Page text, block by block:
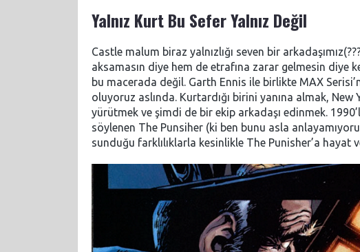
Yalnız Kurt Bu Sefer Yalnız Değil
Castle malum biraz yalnızlığı seven bir
aksamasın diye hem de etrafına zarar gelmesin diye
bu macerada değil. Garth Ennis ile birlikte MAX
oluyoruz aslında. Kurtardığı birini yanına almak,
yürütmek ve şimdi de bir ekip arkadaşı edinmek.
söylenen The Punsiher (ki ben bunu asla
sunduğu farklılıklarla kesinlikle The Punisher’a hayat